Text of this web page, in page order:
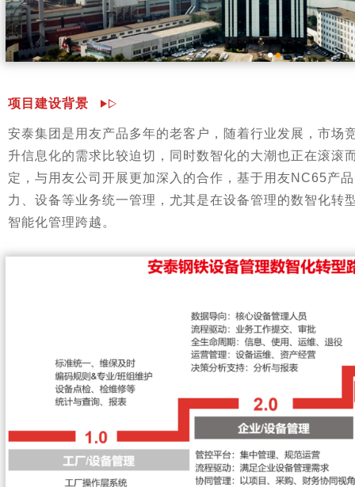
项目建设背景
安泰集团是用友产品多年的老客户，随着行业发展，市场
升信息化的需求比较迫切，同时数智化的大潮也正在滚滚
定，与用友公司开展更加深入的合作，基于用友NC65产
力、设备等业务统一管理，尤其是在设备管理的数智化转
智能化管理跨越。